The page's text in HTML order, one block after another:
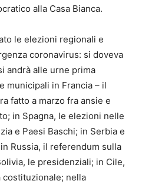
alla Casa Bianca.
le elezioni regionali e
coronavirus: si doveva
andrà alle urne prima
municipali in Francia – il
fatto a marzo fra ansie e
in Spagna, le elezioni nelle
e Paesi Baschi; in Serbia e
Russia, il referendum sulla
le presidenziali; in Cile,
nella